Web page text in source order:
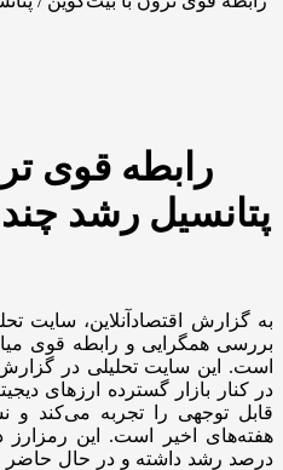
رابطه قوی
پتانسیل رشد
به گزارش اقتصادآنلاین، سایت
بررسی همگرایی و رابطه قوی
در کنار بازار گسترده ارزهای
قابل توجهی را تجربه می‌کند و